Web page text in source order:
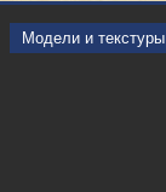
Модели и текстуры